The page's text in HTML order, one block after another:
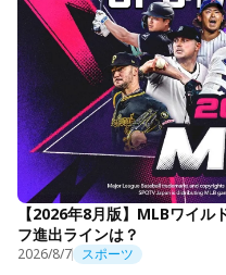
【2026年8月版】MLBワイ
フ進出ラインは？
2026/8/7 スポーツ